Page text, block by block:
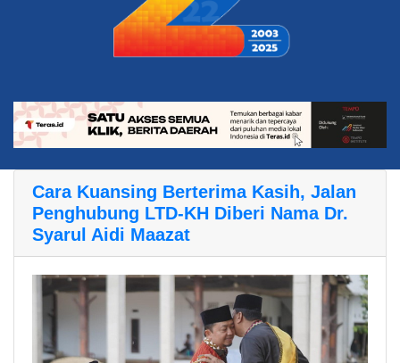
Cara Kuansing Berterima Kasih, Jalan
Penghubung LTD-KH Diberi Nama Dr.
Syarul Aidi Maazat